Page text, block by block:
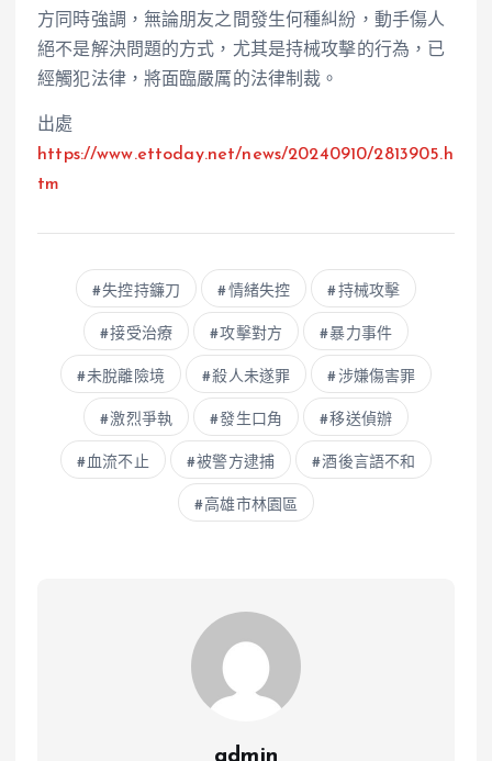
方同時強調，無論朋友之間發生何種糾紛，動手傷人
絕不是解決問題的方式，尤其是持械攻擊的行為，已
經觸犯法律，將面臨嚴厲的法律制裁。
出處
https://www.ettoday.net/news/20240910/2813905.h
tm
失控持鐮刀 情緒失控 持械攻擊
接受治療 攻擊對方 暴力事件
未脫離險境 殺人未遂罪 涉嫌傷害罪
激烈爭執 發生口角 移送偵辦
血流不止 被警方逮捕 酒後言語不和
高雄市林園區
admin